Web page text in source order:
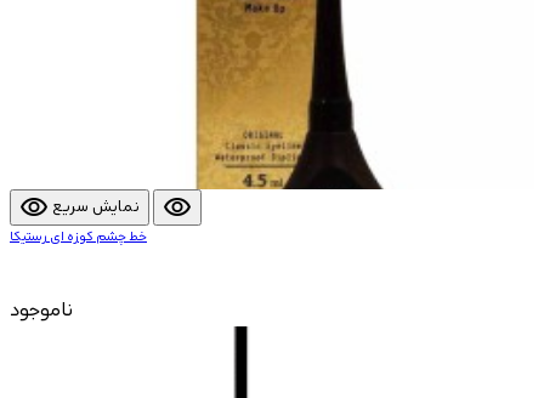
visibility نمایش سریع visibility
خط چشم کوزه ای رستیکا
ناموجود